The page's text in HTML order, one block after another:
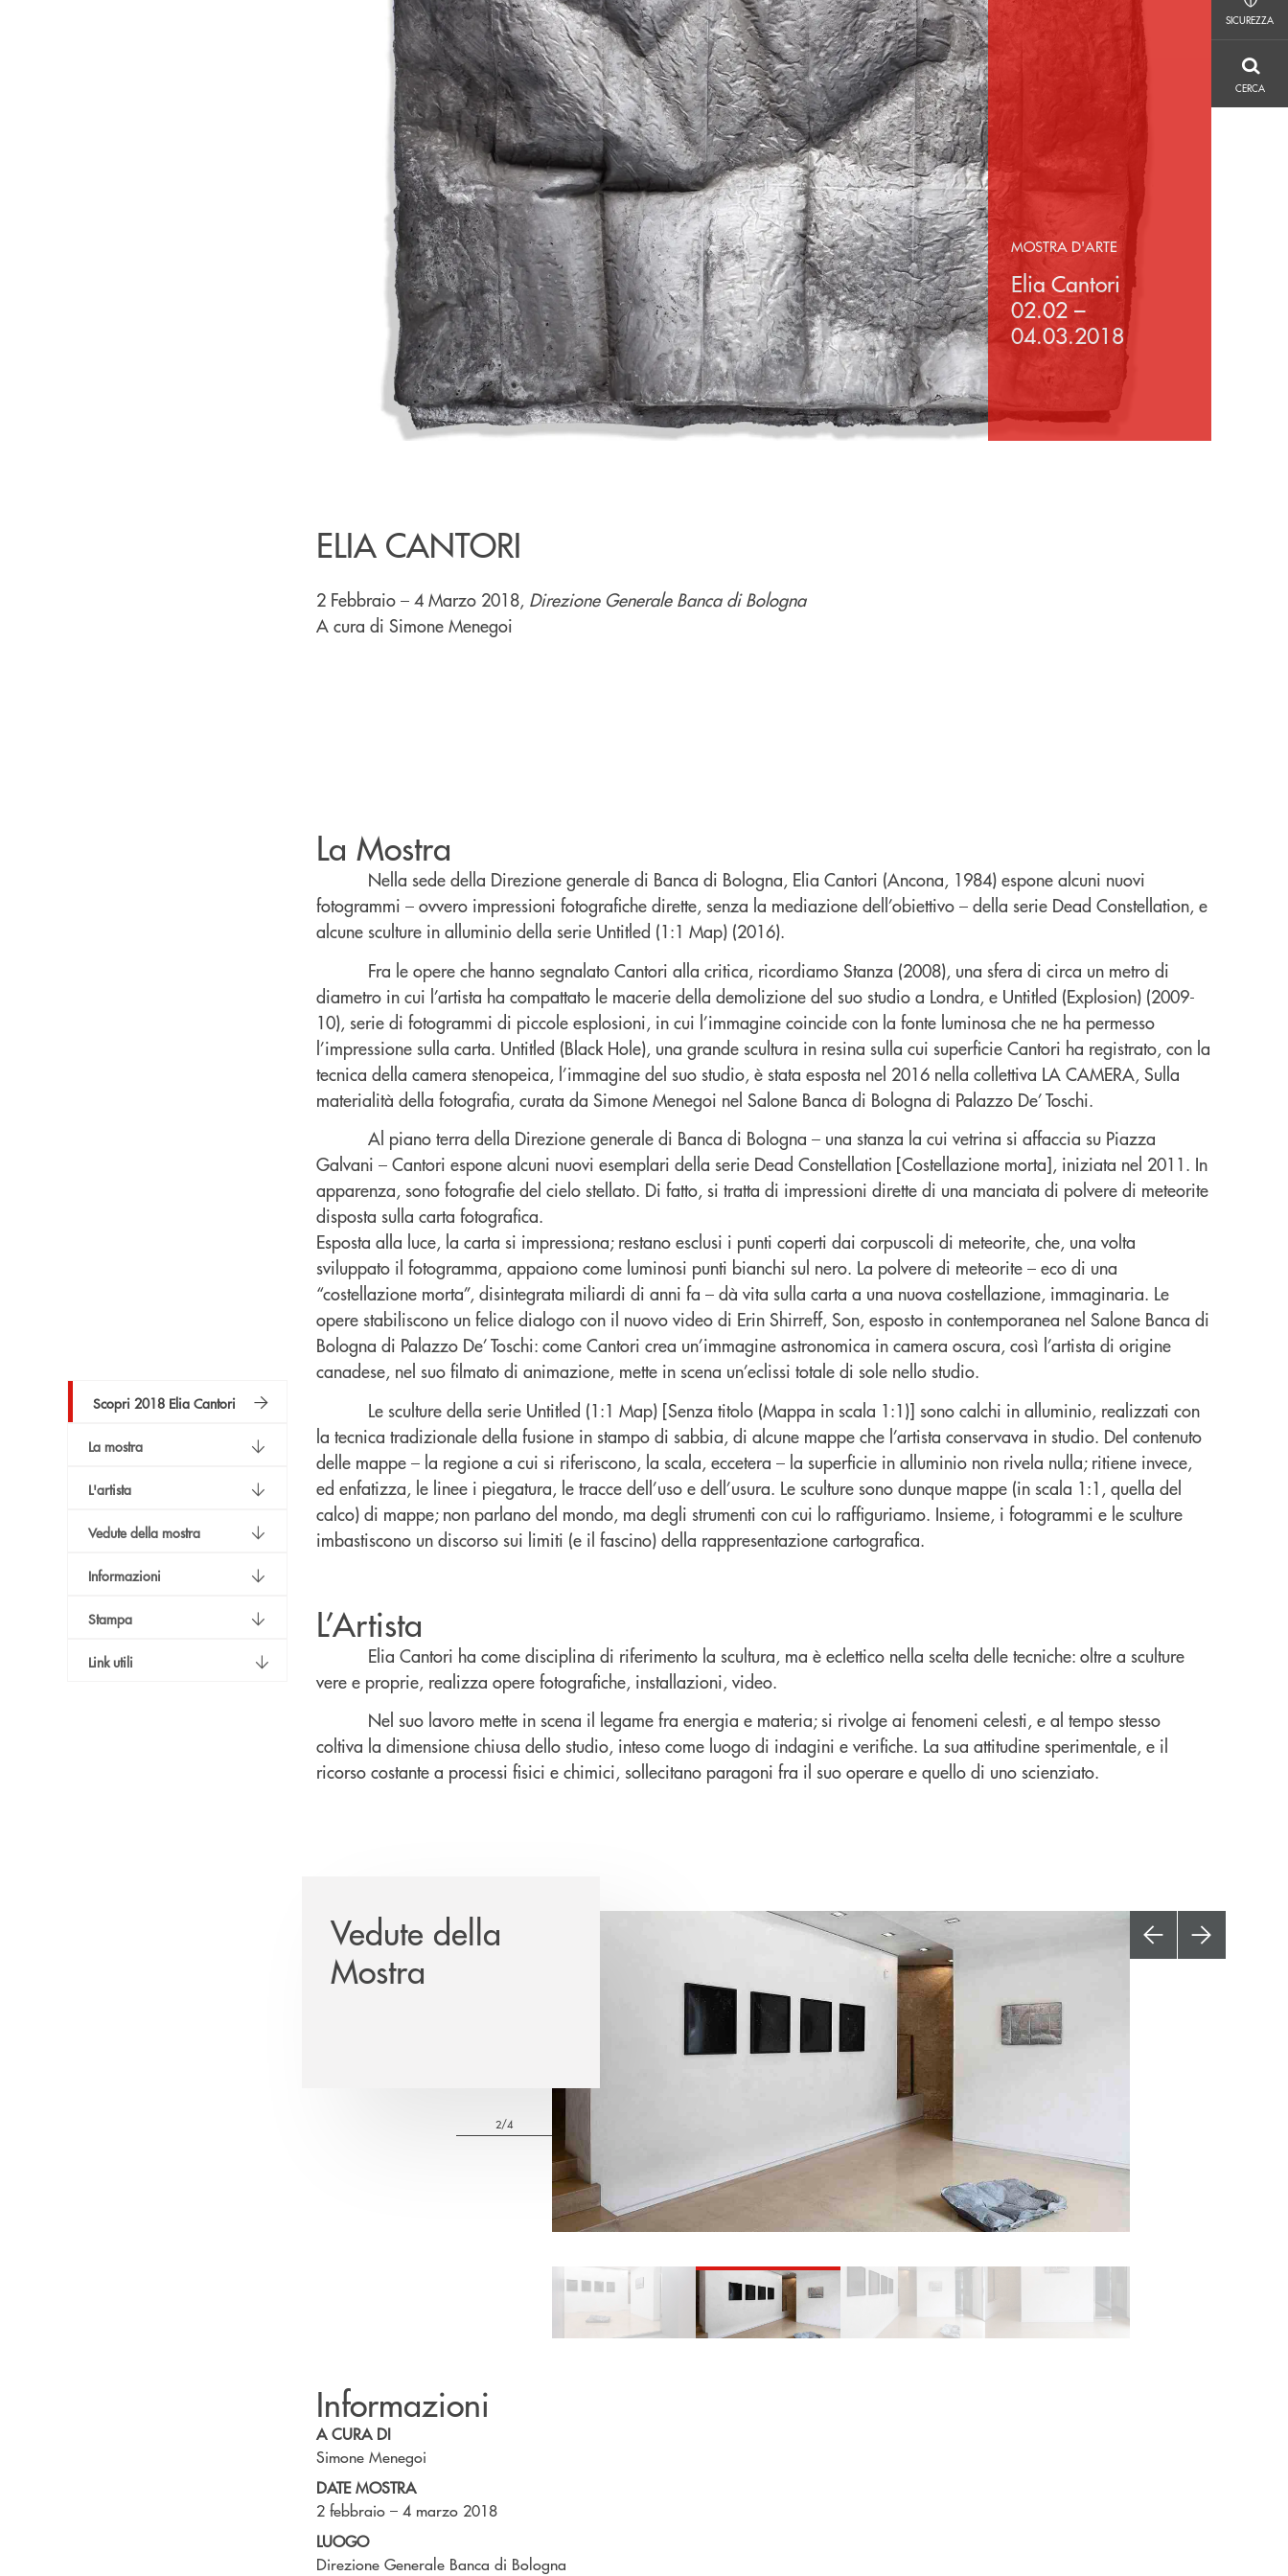
SICUREZZA
SICUREZZA
CERCA
CERCA
Scopri 2018 Elia Cantori
La mostra
L'artista
Vedute della mostra
Informazioni
Stampa
Link utili
MOSTRA D'ARTE
Elia Cantori
02.02 –
04.03.2018
ELIA CANTORI
2 Febbraio – 4 Marzo 2018, Direzione Generale Banca di Bologna
A cura di Simone Menegoi
La Mostra
Nella sede della Direzione generale di Banca di Bologna, Elia Cantori (Ancona, 1984) espone alcuni nuovi
fotogrammi – ovvero impressioni fotografiche dirette, senza la mediazione dell’obiettivo – della serie Dead Constellation, e
alcune sculture in alluminio della serie Untitled (1:1 Map) (2016).
Fra le opere che hanno segnalato Cantori alla critica, ricordiamo Stanza (2008), una sfera di circa un metro di
diametro in cui l’artista ha compattato le macerie della demolizione del suo studio a Londra, e Untitled (Explosion) (2009-
10), serie di fotogrammi di piccole esplosioni, in cui l’immagine coincide con la fonte luminosa che ne ha permesso
l’impressione sulla carta. Untitled (Black Hole), una grande scultura in resina sulla cui superficie Cantori ha registrato, con la
tecnica della camera stenopeica, l’immagine del suo studio, è stata esposta nel 2016 nella collettiva LA CAMERA, Sulla
materialità della fotografia, curata da Simone Menegoi nel Salone Banca di Bologna di Palazzo De’ Toschi.
Al piano terra della Direzione generale di Banca di Bologna – una stanza la cui vetrina si affaccia su Piazza
Galvani – Cantori espone alcuni nuovi esemplari della serie Dead Constellation [Costellazione morta], iniziata nel 2011. In
apparenza, sono fotografie del cielo stellato. Di fatto, si tratta di impressioni dirette di una manciata di polvere di meteorite
disposta sulla carta fotografica.
Esposta alla luce, la carta si impressiona; restano esclusi i punti coperti dai corpuscoli di meteorite, che, una volta
sviluppato il fotogramma, appaiono come luminosi punti bianchi sul nero. La polvere di meteorite – eco di una
“costellazione morta”, disintegrata miliardi di anni fa – dà vita sulla carta a una nuova costellazione, immaginaria. Le
opere stabiliscono un felice dialogo con il nuovo video di Erin Shirreff, Son, esposto in contemporanea nel Salone Banca di
Bologna di Palazzo De’ Toschi: come Cantori crea un’immagine astronomica in camera oscura, così l’artista di origine
canadese, nel suo filmato di animazione, mette in scena un’eclissi totale di sole nello studio.
Le sculture della serie Untitled (1:1 Map) [Senza titolo (Mappa in scala 1:1)] sono calchi in alluminio, realizzati con
la tecnica tradizionale della fusione in stampo di sabbia, di alcune mappe che l’artista conservava in studio. Del contenuto
delle mappe – la regione a cui si riferiscono, la scala, eccetera – la superficie in alluminio non rivela nulla; ritiene invece,
ed enfatizza, le linee i piegatura, le tracce dell’uso e dell’usura. Le sculture sono dunque mappe (in scala 1:1, quella del
calco) di mappe; non parlano del mondo, ma degli strumenti con cui lo raffiguriamo. Insieme, i fotogrammi e le sculture
imbastiscono un discorso sui limiti (e il fascino) della rappresentazione cartografica.
L’Artista
Elia Cantori ha come disciplina di riferimento la scultura, ma è eclettico nella scelta delle tecniche: oltre a sculture
vere e proprie, realizza opere fotografiche, installazioni, video.
Nel suo lavoro mette in scena il legame fra energia e materia; si rivolge ai fenomeni celesti, e al tempo stesso
coltiva la dimensione chiusa dello studio, inteso come luogo di indagini e verifiche. La sua attitudine sperimentale, e il
ricorso costante a processi fisici e chimici, sollecitano paragoni fra il suo operare e quello di uno scienziato.
Vedute della
Mostra
2/4
Informazioni
A CURA DI
Simone Menegoi
DATE MOSTRA
2 febbraio – 4 marzo 2018
LUOGO
Direzione Generale Banca di Bologna